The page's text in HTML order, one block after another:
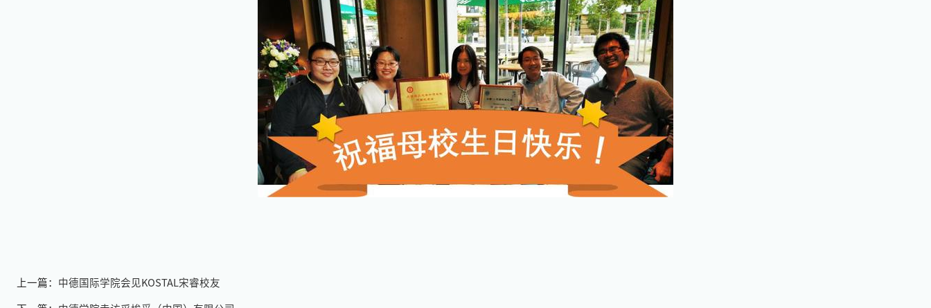
上一篇： 中德国际学院会见KOSTAL宋睿校友